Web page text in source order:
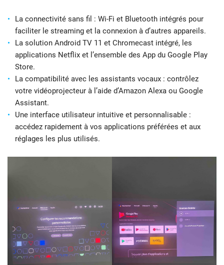
La connectivité sans fil : Wi-Fi et Bluetooth intégrés pour
faciliter le streaming et la connexion à d’autres appareils.
La solution Android TV 11 et Chromecast intégré, les
applications Netflix et l’ensemble des App du Google Play
Store.
La compatibilité avec les assistants vocaux : contrôlez
votre vidéoprojecteur à l’aide d’Amazon Alexa ou Google
Assistant.
Une interface utilisateur intuitive et personnalisable :
accédez rapidement à vos applications préférées et aux
réglages les plus utilisés.